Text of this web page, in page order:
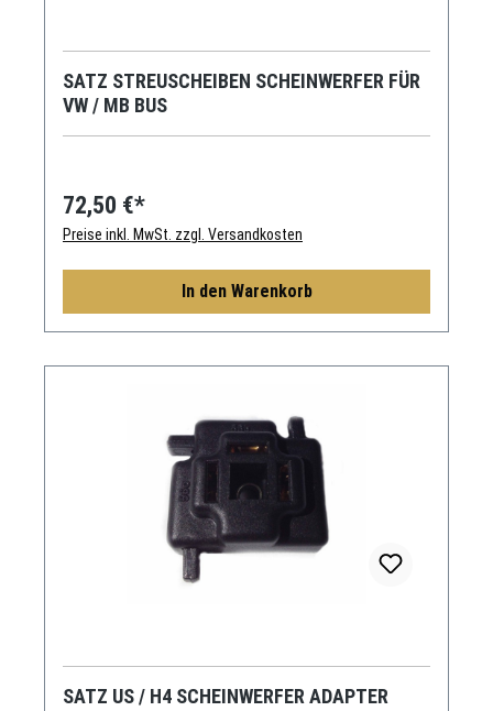
SATZ STREUSCHEIBEN SCHEINWERFER FÜR
VW / MB BUS
72,50 €*
Preise inkl. MwSt. zzgl. Versandkosten
In den Warenkorb
SATZ US / H4 SCHEINWERFER ADAPTER